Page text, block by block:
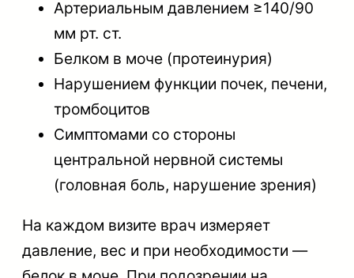
Артериальным давлением ≥140/90
мм рт. ст.
Белком в моче (протеинурия)
Нарушением функции почек, печени,
тромбоцитов
Симптомами со стороны
центральной нервной системы
(головная боль, нарушение зрения)
На каждом визите врач измеряет
давление, вес и при необходимости —